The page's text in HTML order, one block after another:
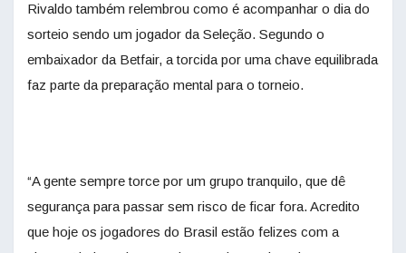
Rivaldo também relembrou como é acompanhar o dia do
sorteio sendo um jogador da Seleção. Segundo o
embaixador da Betfair, a torcida por uma chave equilibrada
faz parte da preparação mental para o torneio.
“A gente sempre torce por um grupo tranquilo, que dê
segurança para passar sem risco de ficar fora. Acredito
que hoje os jogadores do Brasil estão felizes com a